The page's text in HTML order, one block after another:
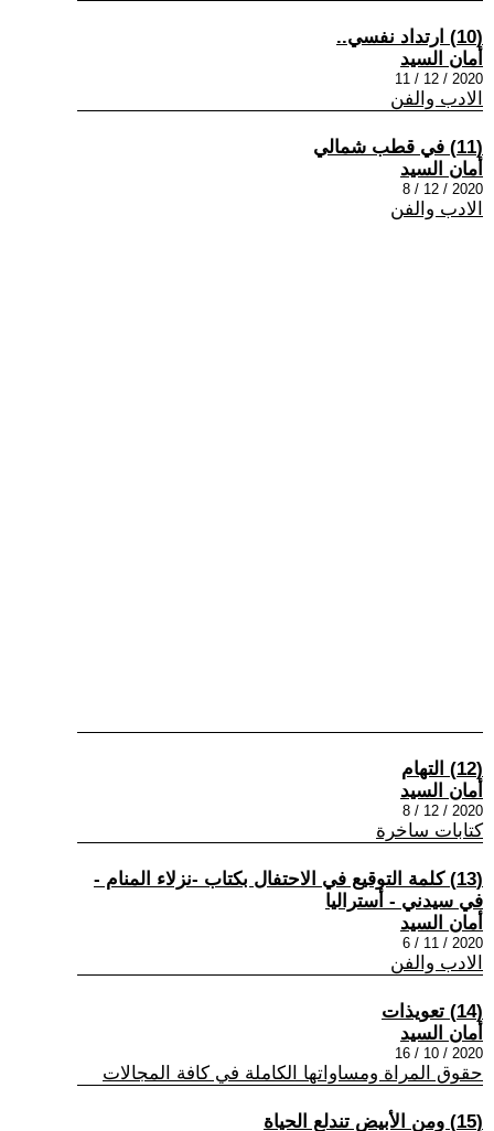
(10) ارتداد نفسي..
أمان السيد
2020 / 12 / 11
الادب والفن
(11) في قطب شمالي
أمان السيد
2020 / 12 / 8
الادب والفن
(12) التهام
أمان السيد
2020 / 12 / 8
كتابات ساخرة
(13) كلمة التوقيع في الاحتفال بكتاب -نزلاء المنام -
في سيدني - أستراليا
أمان السيد
2020 / 11 / 6
الادب والفن
(14) تعويذات
أمان السيد
2020 / 10 / 16
حقوق المراة ومساواتها الكاملة في كافة المجالات
(15) ومن الأبيض تندلع الحياة